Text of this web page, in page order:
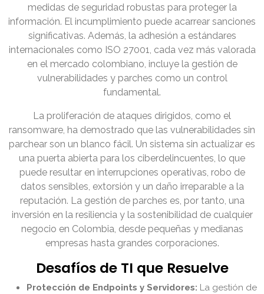
medidas de seguridad robustas para proteger la
información. El incumplimiento puede acarrear sanciones
significativas. Además, la adhesión a estándares
internacionales como ISO 27001, cada vez más valorada
en el mercado colombiano, incluye la gestión de
vulnerabilidades y parches como un control
fundamental.
La proliferación de ataques dirigidos, como el
ransomware, ha demostrado que las vulnerabilidades sin
parchear son un blanco fácil. Un sistema sin actualizar es
una puerta abierta para los ciberdelincuentes, lo que
puede resultar en interrupciones operativas, robo de
datos sensibles, extorsión y un daño irreparable a la
reputación. La gestión de parches es, por tanto, una
inversión en la resiliencia y la sostenibilidad de cualquier
negocio en Colombia, desde pequeñas y medianas
empresas hasta grandes corporaciones.
Desafíos de TI que Resuelve
Protección de Endpoints y Servidores: La gestión de